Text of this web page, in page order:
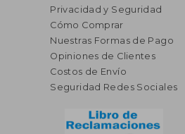
Privacidad y Seguridad
Cómo Comprar
Nuestras Formas de Pago
Opiniones de Clientes
Costos de Envío
Seguridad Redes Sociales